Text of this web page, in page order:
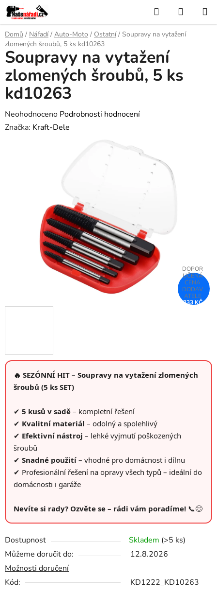
Přejít
na
obsah
Hledat
KOŠÍK
Domů / Nářadí / Auto-Moto / Ostatní / Soupravy na vytažení
zlomených šroubů, 5 ks kd10263
🔥 SEZÓNNÍ HIT – Soupravy na vytažení zlomených
šroubů (5 ks SET)
✔ 5 kusů v sadě – kompletní řešení
✔ Kvalitní materiál – odolný a spolehlivý
✔ Efektivní nástroj – lehké vyjmutí poškozených
šroubů
✔ Snadné použití – vhodné pro domácnost i dílnu
✔ Profesionální řešení na opravy všech typů – ideální do
domácnosti i garáže
Nevíte si rady? Ozvěte se – rádi vám poradíme! 📞😊
Dostupnost Skladem (>5 ks)
Můžeme doručit do:
12.8.2026
Možnosti doručení
Kód:
KD1222_KD10263
Soupravy na vytažení
zlomených šroubů, 5 ks
kd10263
Průměrné
hodnocení
Neohodnoceno Podrobnosti hodnocení
Značka: Kraft-Dele
233 KČ